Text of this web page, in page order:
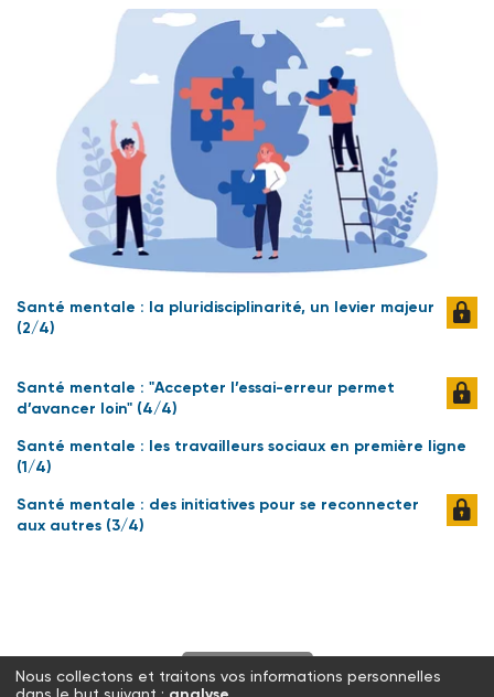
Santé mentale : la pluridisciplinarité, un levier majeur
(2/4)
Santé mentale : "Accepter l’essai-erreur permet
d’avancer loin" (4/4)
Santé mentale : les travailleurs sociaux en première ligne
(1/4)
Santé mentale : des initiatives pour se reconnecter
aux autres (3/4)
S'abonner
Nous collectons et traitons vos informations personnelles